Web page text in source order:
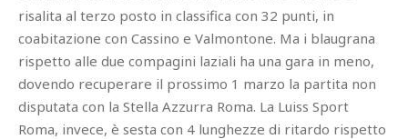
risalita al terzo posto in classifica con 32 punti, in
coabitazione con Cassino e Valmontone. Ma i blaugrana
rispetto alle due compagini laziali ha una gara in meno,
dovendo recuperare il prossimo 1 marzo la partita non
disputata con la Stella Azzurra Roma. La Luiss Sport
Roma, invece, è sesta con 4 lunghezze di ritardo rispetto